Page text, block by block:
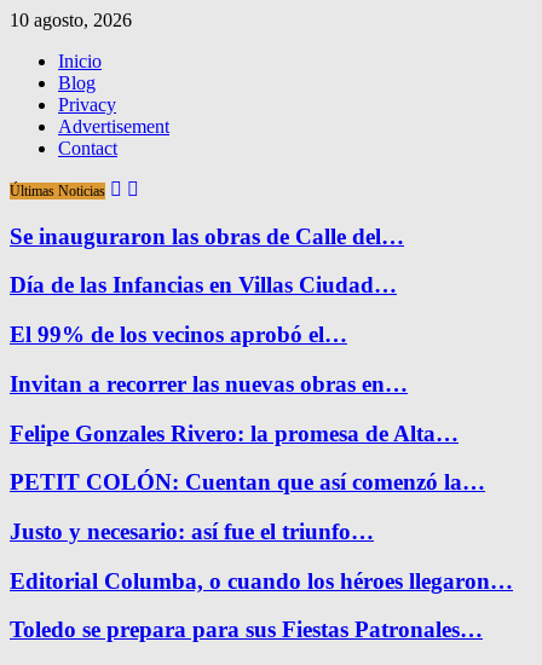
10 agosto, 2026
Inicio
Blog
Privacy
Advertisement
Contact
Últimas Noticias
Se inauguraron las obras de Calle del…
Día de las Infancias en Villas Ciudad…
El 99% de los vecinos aprobó el…
Invitan a recorrer las nuevas obras en…
Felipe Gonzales Rivero: la promesa de Alta…
PETIT COLÓN: Cuentan que así comenzó la…
Justo y necesario: así fue el triunfo…
Editorial Columba, o cuando los héroes llegaron…
Toledo se prepara para sus Fiestas Patronales…